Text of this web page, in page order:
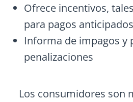
Ofrece incentivos,
para pagos anticipados
Informa de impagos y
penalizaciones
Los consumidores son